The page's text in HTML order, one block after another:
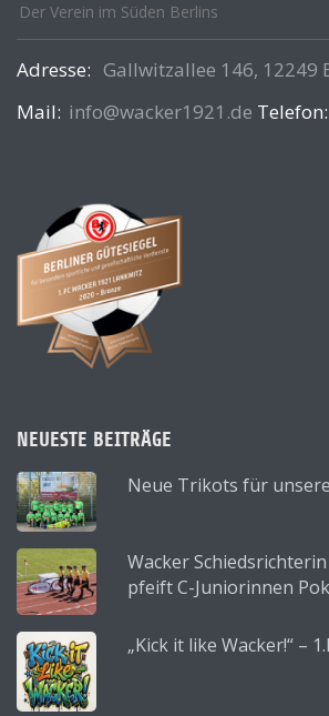
Der Verein im Süden Berlins
Adresse: Gallwitzallee 146, 12249
Mail: info@wacker1921.de Telefon:
NEUESTE BEITRÄGE
Neue Trikots für
Wacker
pfeift C-Juniorinnen
„Kick it like Wacker!“ –